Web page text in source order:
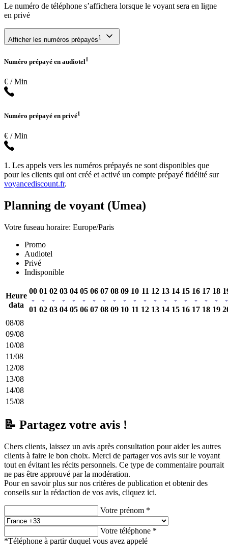
Le numéro de téléphone s’affichera lorsque le voyant sera en ligne
en privé
Afficher les numéros prépayés1
Numéro prépayé en audiotel1
€ / Min
Numéro prépayé en privé1
€ / Min
1. Les appels vers les numéros prépayés ne sont disponibles que
pour les clients qui ont créé et activé un compte prépayé fidélité sur
voyancediscount.fr.
Planning de voyant (Umea)
Votre fuseau horaire: Europe/Paris
Promo
Audiotel
Privé
Indisponible
Heure
data
00
01
01
02
02
03
03
04
04
05
05
06
06
07
07
08
08
09
09
10
10
11
11
12
12
13
13
14
14
15
15
16
16
17
17
18
18
19
08/08
09/08
10/08
11/08
12/08
13/08
14/08
15/08
📝 Partagez votre avis !
Chers clients, laissez un avis après consultation pour aider les autres
clients à faire le bon choix. Merci de partager vos avis sur le voyant
tout en évitant les récits personnels. Ce type de commentaire pourrait
ne pas être approuvé par la modération.
Pour en savoir plus sur nos critères de publication et obtenir des
conseils sur la rédaction de vos avis, cliquez ici.
Votre prénom *
Votre téléphone *
*Téléphone à partir duquel vous avez appelé